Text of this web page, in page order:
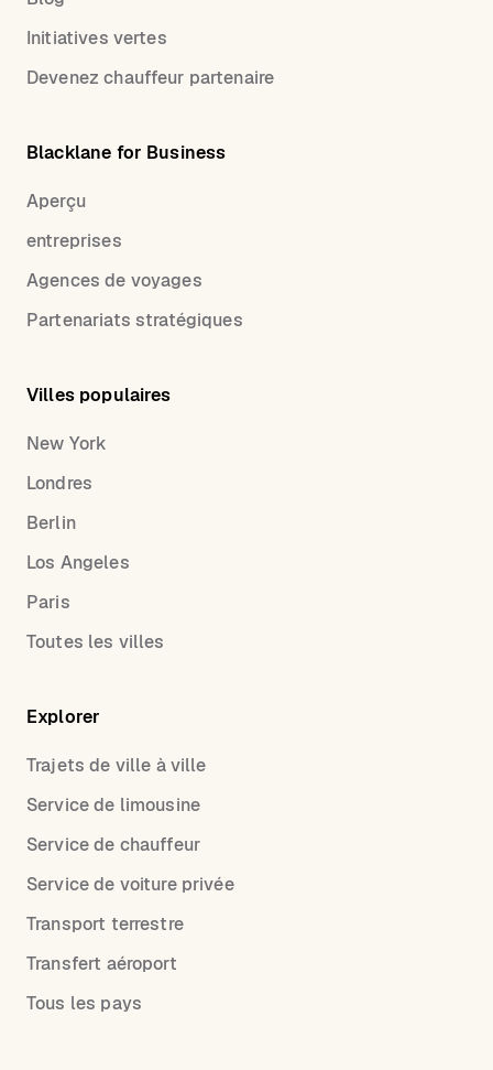
Initiatives vertes
Devenez chauffeur partenaire
Blacklane for Business
Aperçu
entreprises
Agences de voyages
Partenariats stratégiques
Villes populaires
New York
Londres
Berlin
Los Angeles
Paris
Toutes les villes
Explorer
Trajets de ville à ville
Service de limousine
Service de chauffeur
Service de voiture privée
Transport terrestre
Transfert aéroport
Tous les pays